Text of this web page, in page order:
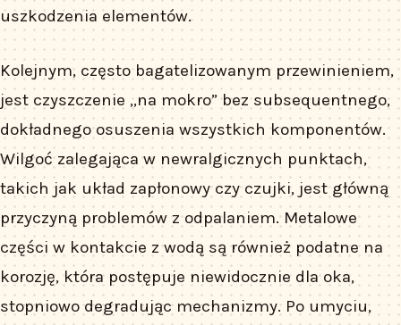
uszkodzenia elementów.
Kolejnym, często bagatelizowanym przewinieniem,
jest czyszczenie „na mokro” bez subsequentnego,
dokładnego osuszenia wszystkich komponentów.
Wilgoć zalegająca w newralgicznych punktach,
takich jak układ zapłonowy czy czujki, jest główną
przyczyną problemów z odpalaniem. Metalowe
części w kontakcie z wodą są również podatne na
korozję, która postępuje niewidocznie dla oka,
stopniowo degradując mechanizmy. Po umyciu,